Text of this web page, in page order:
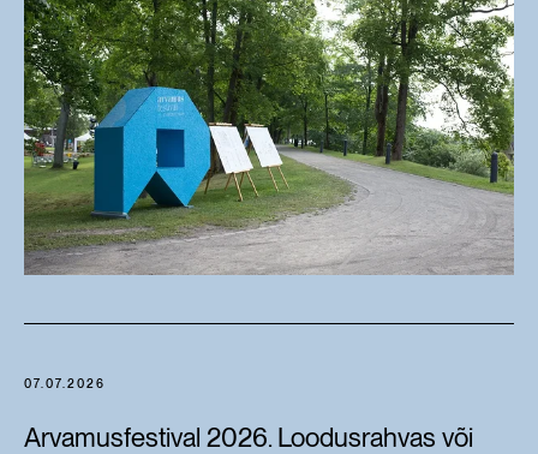
07.07.2026
Arvamusfestival 2026. Loodusrahvas või